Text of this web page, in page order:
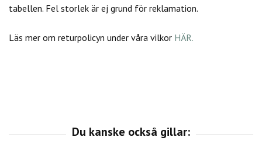
tabellen. Fel storlek är ej grund för reklamation.
Läs mer om returpolicyn under våra vilkor HÄR.